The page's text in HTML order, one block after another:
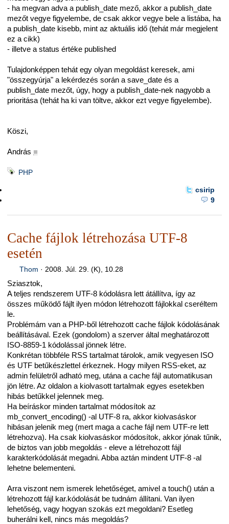
- ha megvan adva a publish_date mező, akkor a publish_date
mezőt vegye figyelembe, de csak akkor vegye bele a listába, ha
a publish_date kisebb, mint az aktuális idő (tehát már megjelent
ez a cikk)
- illetve a status értéke published
Tulajdonképpen tehát egy olyan megoldást keresek, ami
"összegyúrja" a lekérdezés során a save_date és a
publish_date mezőt, úgy, hogy a publish_date-nek nagyobb a
prioritása (tehát ha ki van töltve, akkor ezt vegye figyelembe).
Köszi,
András ■
PHP
csirip
9
Cache fájlok létrehozása UTF-8
esetén
Thom · 2008. Júl. 29. (K), 10.28
Sziasztok,
A teljes rendszerem UTF-8 kódolásra lett átállítva, így az
összes működő fájlt ilyen módon létrehozott fájlokkal cseréltem
le.
Problémám van a PHP-ből létrehozott cache fájlok kódolásának
beállításával. Ezek (gondolom) a szerver által meghatározott
ISO-8859-1 kódolással jönnek létre.
Konkrétan többféle RSS tartalmat tárolok, amik vegyesen ISO
és UTF betűkészlettel érkeznek. Hogy milyen RSS-eket, az
admin felületről adható meg, utána a cache fájl automatikusan
jön létre. Az oldalon a kiolvasott tartalmak egyes esetekben
hibás betűkkel jelennek meg.
Ha beíráskor minden tartalmat módosítok az
mb_convert_encoding() -al UTF-8 ra, akkor kiolvasáskor
hibásan jelenik meg (mert maga a cache fájl nem UTF-re lett
létrehozva). Ha csak kiolvasáskor módosítok, akkor jónak tűnik,
de biztos van jobb megoldás - eleve a létrehozott fájl
karakterkódolását megadni. Abba aztán mindent UTF-8 -al
lehetne belementeni.
Arra viszont nem ismerek lehetőséget, amivel a touch() után a
létrehozott fájl kar.kódolását be tudnám állítani. Van ilyen
lehetőség, vagy hogyan szokás ezt megoldani? Esetleg
buherálni kell, nincs más megoldás?